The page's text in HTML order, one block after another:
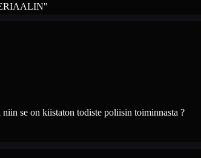
se on kiistaton todiste poliisin toiminnasta ?